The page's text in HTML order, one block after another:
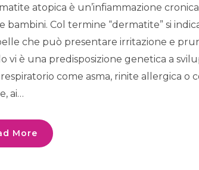
atopica è un’infiammazione
bambini. Col termine “dermatite” si
che può presentare irritazione e
vi è una predisposizione genetica a
come asma, rinite allergica o
ai…
More